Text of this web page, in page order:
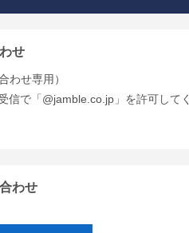
せ
わせ専用）
で「@jamble.co.jp」を許可してく
わせ